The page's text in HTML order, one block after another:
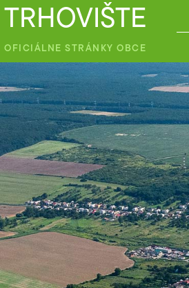
TRHOVIŠTE
OFICIÁLNE STRÁNKY OBCE